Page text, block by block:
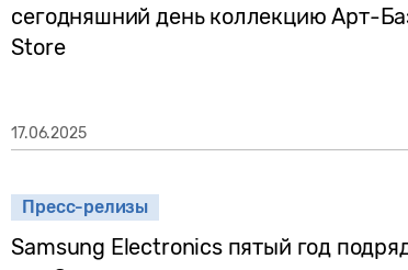
сегодняшний день коллекцию Арт-
Store
17.06.2025
Пресс-релизы
Samsung Electronics пятый год